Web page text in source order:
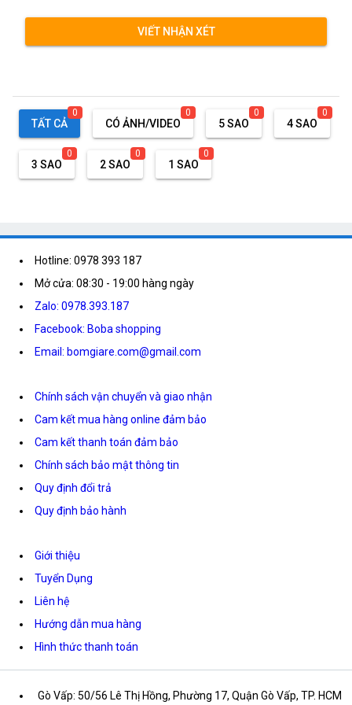
VIẾT NHẬN XÉT
TẤT CẢ
0
CÓ ẢNH/VIDEO
0
5 SAO
0
4 SAO
0
3 SAO
0
2 SAO
0
1 SAO
0
Hotline: 0978 393 187
Mở cửa: 08:30 - 19:00 hàng ngày
Zalo: 0978.393.187
Facebook: Boba shopping
Email: bomgiare.com@gmail.com
Chính sách vận chuyển và giao nhận
Cam kết mua hàng online đảm bảo
Cam kết thanh toán đảm bảo
Chính sách bảo mật thông tin
Quy định đổi trả
Quy định bảo hành
Giới thiệu
Tuyển Dụng
Liên hệ
Hướng dẫn mua hàng
Hình thức thanh toán
Gò Vấp: 50/56 Lê Thị Hồng, Phường 17, Quận Gò Vấp, TP. HCM